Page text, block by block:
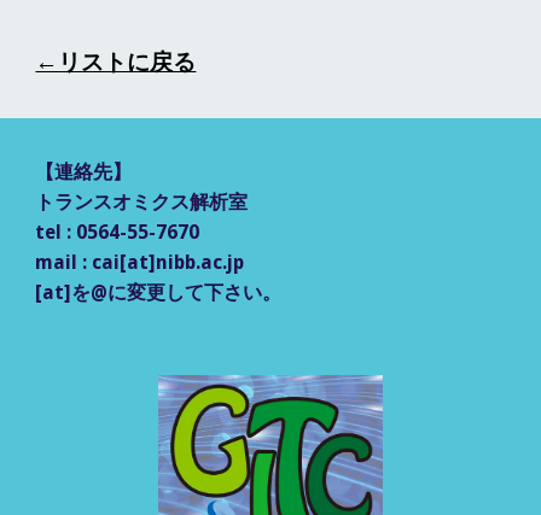
←リストに戻る
【連絡先】
トランスオミクス解析室
tel : 0564-55-7670
mail : cai[at]nibb.ac.jp
[at]を@に変更して下さい。